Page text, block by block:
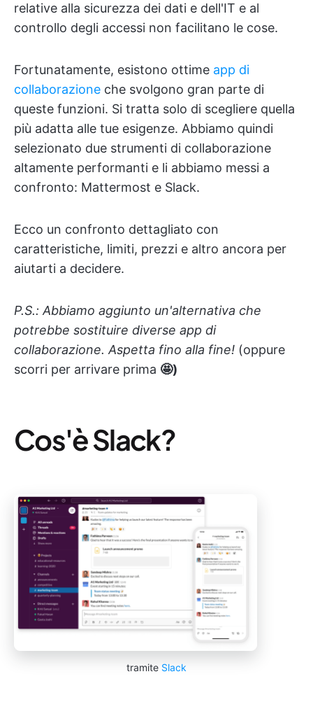
relative alla sicurezza dei dati e dell'IT e al
controllo degli accessi non facilitano le cose.
Fortunatamente, esistono ottime app di
collaborazione che svolgono gran parte di
queste funzioni. Si tratta solo di scegliere quella
più adatta alle tue esigenze. Abbiamo quindi
selezionato due strumenti di collaborazione
altamente performanti e li abbiamo messi a
confronto: Mattermost e Slack.
Ecco un confronto dettagliato con
caratteristiche, limiti, prezzi e altro ancora per
aiutarti a decidere.
P.S.: Abbiamo aggiunto un'alternativa che
potrebbe sostituire diverse app di
collaborazione. Aspetta fino alla fine! (oppure
scorri per arrivare prima 🤩)
Cos'è Slack?
tramite Slack